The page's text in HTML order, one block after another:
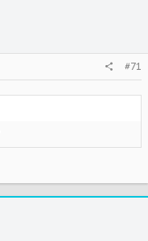
#71